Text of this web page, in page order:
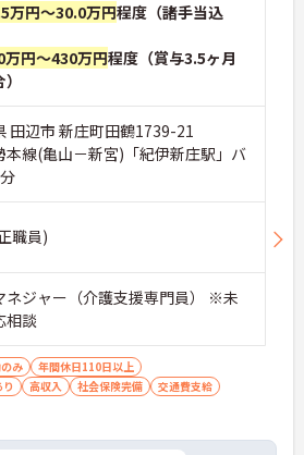
万円～30.0万円程度（諸手当込
万円～430万円程度（賞与3.5ヶ月
田辺市 新庄町田鶴1739-21
本線(亀山－新宮)「紀伊新庄駅」バ
職員)
ジャー（介護支援専門員） ※未
相談
み
年間休日110日以上
高収入 社会保険完備
交通費支給